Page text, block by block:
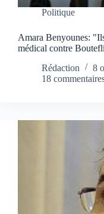
Politique
Amara Benyounes:
médical contre
Rédaction
8
18